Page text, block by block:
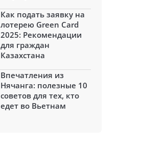
Как подать заявку на
лотерею Green Card
2025: Рекомендации
для граждан
Казахстана
Впечатления из
Нячанга: полезные 10
советов для тех, кто
едет во Вьетнам